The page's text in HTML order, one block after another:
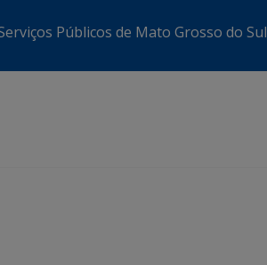
Públicos de Mato Grosso do Sul